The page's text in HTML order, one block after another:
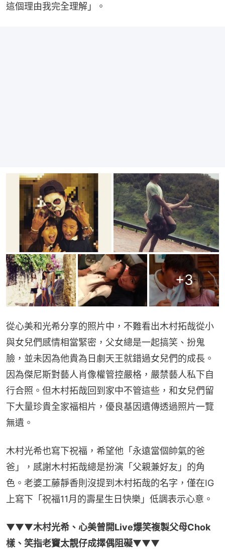
這個理由我完全理解」。
+3
從心美和光希分享的照片中，不難看出木村拓哉從小
與女兒們感情相當緊密，父女總是一起搞笑、扮鬼
臉，並未因為他貴為日劇天王就錯過女兒們的成長。
因為傑尼斯對藝人肖像權管控嚴格，嚴禁藝人私下自
行合照。但木村拓哉回到家中不管這些，和女兒們留
下大量珍貴全家福相片，優良基因遺傳透過照片一覽
無遺。
木村光希也寫下祝福，希望他「永遠當個帥氣的爸
爸」，感謝木村拓哉總是扮演「父親兼好友」的角
色。老婆工藤靜香則沒提到木村拓哉的名字，僅在IG
上寫下「祝福11月的壽星生日快樂」低調表示心意。
▼▼▼木村光希、心美曾開Live爆笑複製父母Chok
樣、笑指老竇太靚仔成擇偶阻礙▼▼▼